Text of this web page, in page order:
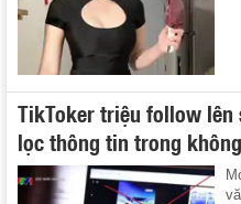
TikToker triệu follow lên
lọc thông tin trong